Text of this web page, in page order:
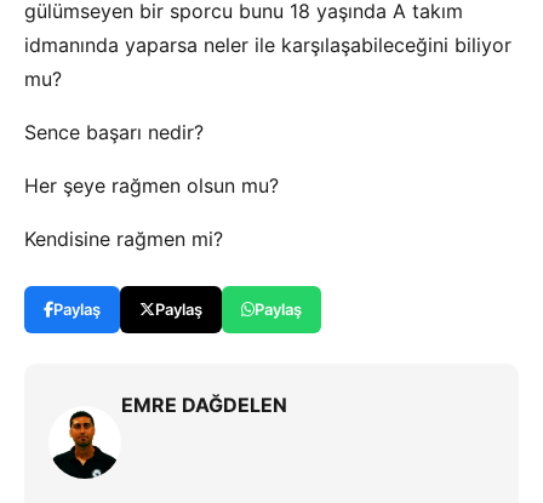
gülümseyen bir sporcu bunu 18 yaşında A takım
idmanında yaparsa neler ile karşılaşabileceğini biliyor
mu?
Sence başarı nedir?
Her şeye rağmen olsun mu?
Kendisine rağmen mi?
Paylaş Paylaş Paylaş
EMRE DAĞDELEN